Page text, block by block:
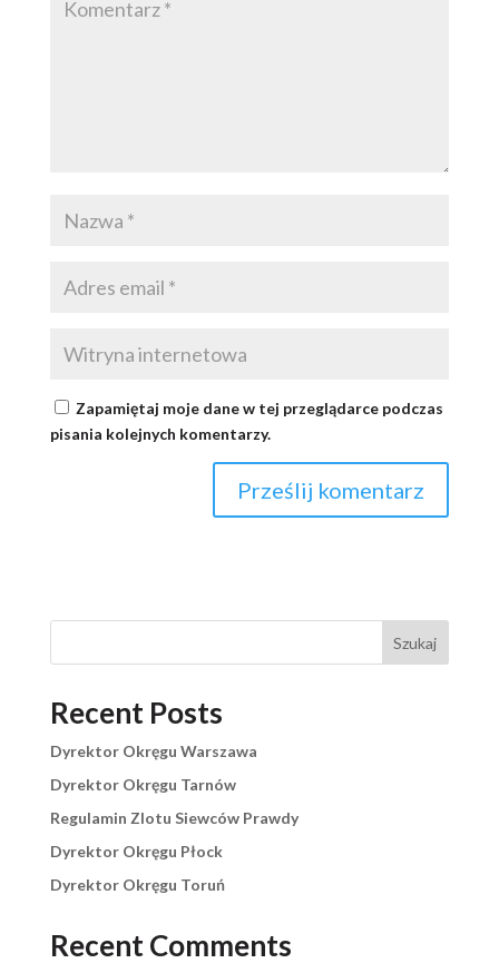
Zapamiętaj moje dane w tej przeglądarce podczas
pisania kolejnych komentarzy.
Szukaj
Recent Posts
Dyrektor Okręgu Warszawa
Dyrektor Okręgu Tarnów
Regulamin Zlotu Siewców Prawdy
Dyrektor Okręgu Płock
Dyrektor Okręgu Toruń
Recent Comments